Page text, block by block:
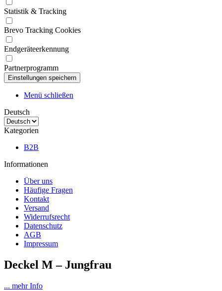
Statistik & Tracking
Brevo Tracking Cookies
Endgeräteerkennung
Partnerprogramm
Menü schließen
Deutsch
Kategorien
B2B
Informationen
Über uns
Häufige Fragen
Kontakt
Versand
Widerrufsrecht
Datenschutz
AGB
Impressum
Deckel M – Jungfrau
... mehr Info